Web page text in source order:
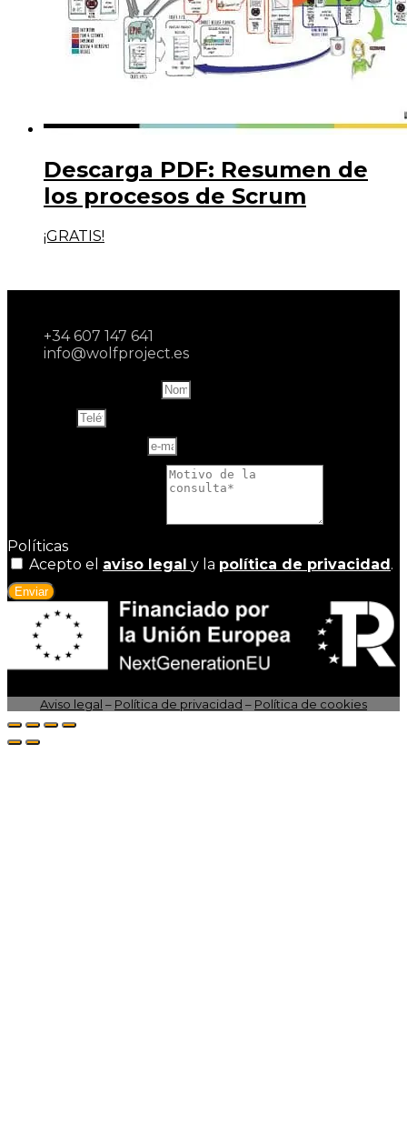
Descarga PDF: Resumen de
los procesos de Scrum
¡GRATIS!
+34 607 147 641
info@wolfproject.es
Políticas
Acepto el aviso legal y la política de privacidad.
Enviar
Aviso legal – Política de privacidad – Política de cookies